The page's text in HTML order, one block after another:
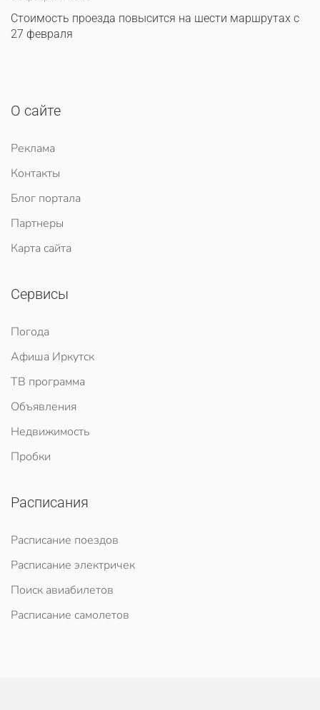
Стоимость проезда повысится на шести маршрутах с
27 февраля
О сайте
Реклама
Контакты
Блог портала
Партнеры
Карта сайта
Сервисы
Погода
Афиша Иркутск
ТВ программа
Объявления
Недвижимость
Пробки
Расписания
Расписание поездов
Расписание электричек
Поиск авиабилетов
Расписание самолетов